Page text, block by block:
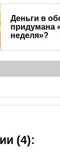
Деньги в
придумана
неделя»?
(4):